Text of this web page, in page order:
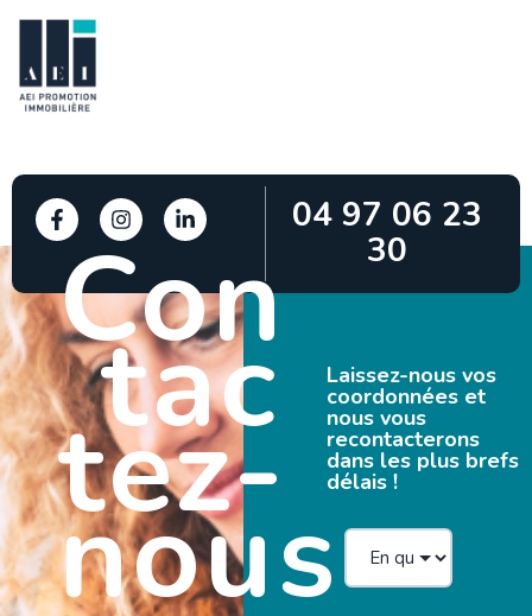
04 97 06 23
30
Con
tac
tez-
nous
Laissez-nous vos
coordonnées et
nous vous
recontacterons
dans les plus brefs
délais !